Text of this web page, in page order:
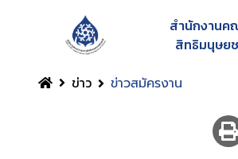
สำนักงานค
สิทธิมนุษย
ข่าว
ข่าวสมัครงาน